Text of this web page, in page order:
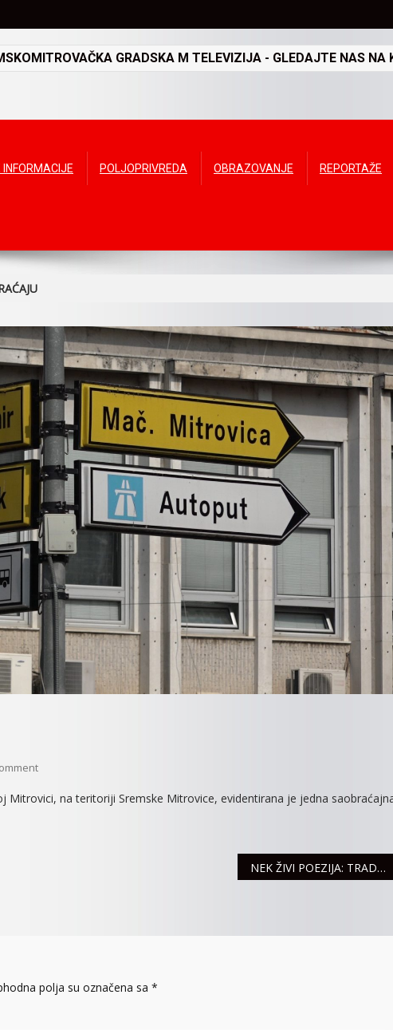
GRADSKA M TELEVIZIJA - GLEDAJTE NAS
INFORMACIJE POLJOPRIVREDA OBRAZOVANJE REPORTAŽE
On
U
Mitrovici, na teritoriji Sremske Mitrovice, evidentirana je jedna
NEK ŽIVI POEZIJA: TRADICIONALNO OKUPLJANJE PESNIKA
polja su označena sa *